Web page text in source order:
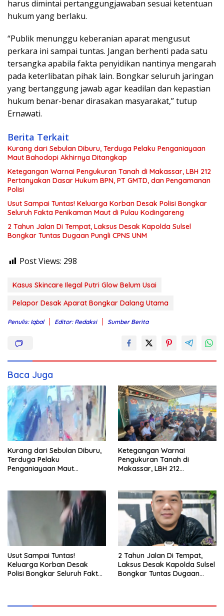
harus dimintai pertanggungjawaban sesuai ketentuan
hukum yang berlaku.
“Publik menunggu keberanian aparat mengusut
perkara ini sampai tuntas. Jangan berhenti pada satu
tersangka apabila fakta penyidikan nantinya mengarah
pada keterlibatan pihak lain. Bongkar seluruh jaringan
yang bertanggung jawab agar keadilan dan kepastian
hukum benar-benar dirasakan masyarakat,” tutup
Ernawati.
Berita Terkait
Kurang dari Sebulan Diburu, Terduga Pelaku Penganiayaan
Maut Bahodopi Akhirnya Ditangkap
Ketegangan Warnai Pengukuran Tanah di Makassar, LBH 212
Pertanyakan Dasar Hukum BPN, PT GMTD, dan Pengamanan
Polisi
Usut Sampai Tuntas! Keluarga Korban Desak Polisi Bongkar
Seluruh Fakta Penikaman Maut di Pulau Kodingareng
2 Tahun Jalan Di Tempat, Laksus Desak Kapolda Sulsel
Bongkar Tuntas Dugaan Pungli CPNS UNM
Post Views: 298
Kasus Skincare Ilegal Putri Glow Belum Usai
Pelapor Desak Aparat Bongkar Dalang Utama
Penulis: Iqbal Editor: Redaksi Sumber Berita
Baca Juga
Kurang dari Sebulan Diburu,
Terduga Pelaku
Penganiayaan Maut
Ketegangan Warnai
Pengukuran Tanah di
Makassar, LBH 212
Pengamanan Polisi
Usut Sampai Tuntas!
Keluarga Korban Desak
Polisi Bongkar Seluruh Fakta
2 Tahun Jalan Di Tempat,
Laksus Desak Kapolda Sulsel
Bongkar Tuntas Dugaan